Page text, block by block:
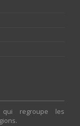
regroupe les